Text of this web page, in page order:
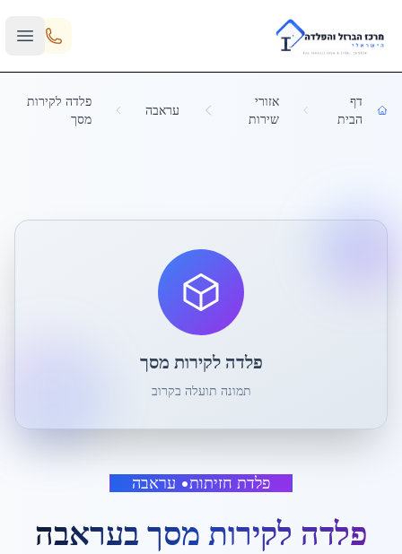
Skip to main content
דף
הבית
אזורי
שירות
עראבה
פלדה לקירות
מסך
פלדת חזיתות• עראבה
פלדה לקירות מסך בעראבה
פלדה לקירות מסך
תמונה תועלה בקרוב